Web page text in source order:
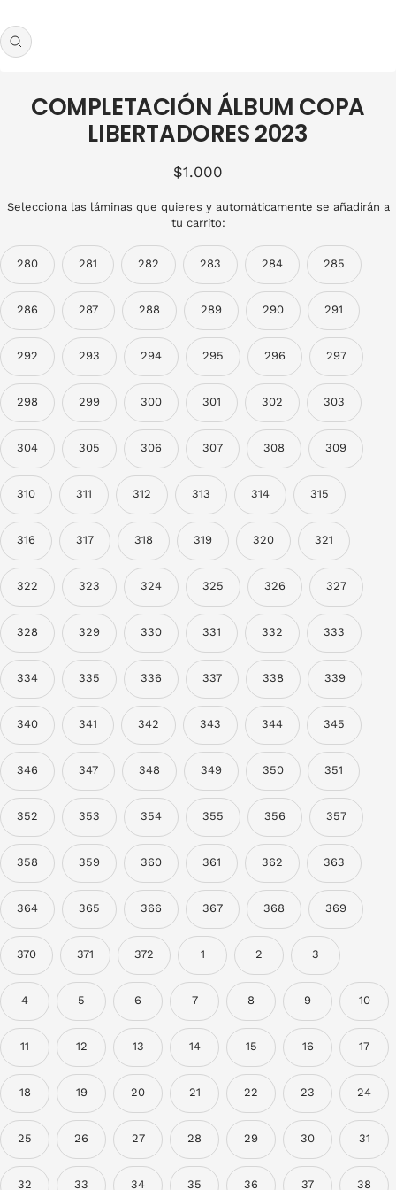
Zoom
COMPLETACIÓN ÁLBUM COPA
LIBERTADORES 2023
Precio
venta
$1.000
Selecciona las láminas que quieres y automáticamente se añadirán a
tu carrito:
280 281 282 283 284 285
286 287 288 289 290 291
292 293 294 295 296 297
298 299 300 301 302 303
304 305 306 307 308 309
310 311 312 313 314 315
316 317 318 319 320 321
322 323 324 325 326 327
328 329 330 331 332 333
334 335 336 337 338 339
340 341 342 343 344 345
346 347 348 349 350 351
352 353 354 355 356 357
358 359 360 361 362 363
364 365 366 367 368 369
370 371 372 1 2 3
4 5 6 7 8 9 10
11 12 13 14 15 16 17
18 19 20 21 22 23 24
25 26 27 28 29 30 31
32 33 34 35 36 37 38